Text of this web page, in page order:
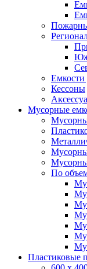
Емкости
Кессоны
Мусорные
По
Пластиковые